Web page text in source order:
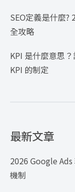
SEO定義是什麼?
全攻略
KPI 是什麼意思
KPI 的制定
最新文章
2026 Google
機制